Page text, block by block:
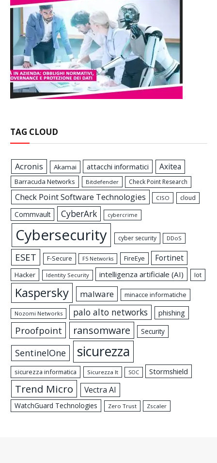
TAG CLOUD
Acronis Akamai attacchi informatici Axitea
Barracuda Networks Bitdefender Check Point Research
Check Point Software Technologies CISO cloud
Commvault CyberArk cybercrime
Cybersecurity cyber security DDoS
ESET F-Secure F5 Networks FireEye Fortinet
Hacker Identity Security intelligenza artificiale (AI) Iot
Kaspersky malware minacce informatiche
Nozomi Networks palo alto networks phishing
Proofpoint ransomware Security
SentinelOne sicurezza
sicurezza informatica Sicurezza It SOC Stormshield
Trend Micro Vectra AI
WatchGuard Technologies Zero Trust Zscaler